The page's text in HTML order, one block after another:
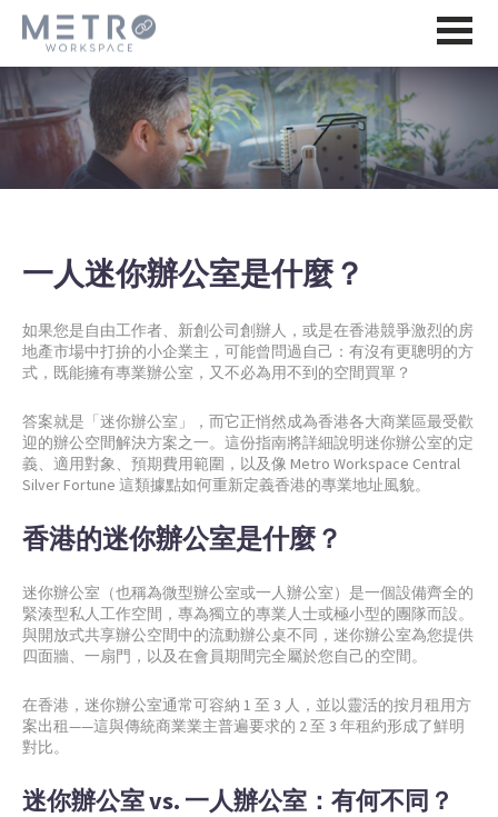
一人迷你辦公室是什麼？
如果您是自由工作者、新創公司創辦人，或是在香港競爭激烈的房
地產市場中打拚的小企業主，可能曾問過自己：有沒有更聰明的方
式，既能擁有專業辦公室，又不必為用不到的空間買單？
答案就是「迷你辦公室」，而它正悄然成為香港各大商業區最受歡
迎的辦公空間解決方案之一。這份指南將詳細說明迷你辦公室的定
義、適用對象、預期費用範圍，以及像 Metro Workspace Central
Silver Fortune 這類據點如何重新定義香港的專業地址風貌。
香港的迷你辦公室是什麼？
迷你辦公室（也稱為微型辦公室或一人辦公室）是一個設備齊全的
緊湊型私人工作空間，專為獨立的專業人士或極小型的團隊而設。
與開放式共享辦公空間中的流動辦公桌不同，迷你辦公室為您提供
四面牆、一扇門，以及在會員期間完全屬於您自己的空間。
在香港，迷你辦公室通常可容納 1 至 3 人，並以靈活的按月租用方
案出租——這與傳統商業業主普遍要求的 2 至 3 年租約形成了鮮明
對比。
迷你辦公室 vs. 一人辦公室：有何不同？